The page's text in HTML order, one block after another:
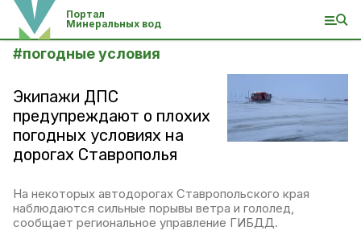
Портал
Минеральных вод
#погодные условия
Экипажи ДПС
предупреждают о плохих
погодных условиях на
дорогах Ставрополья
На некоторых автодорогах Ставропольского края
наблюдаются сильные порывы ветра и гололед,
сообщает региональное управление ГИБДД.